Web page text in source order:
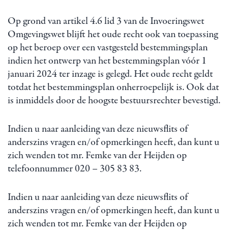
Op grond van artikel 4.6 lid 3 van de Invoeringswet
Omgevingswet blijft het oude recht ook van toepassing
op het beroep over een vastgesteld bestemmingsplan
indien het ontwerp van het bestemmingsplan vóór 1
januari 2024 ter inzage is gelegd. Het oude recht geldt
totdat het bestemmingsplan onherroepelijk is. Ook dat
is inmiddels door de hoogste bestuursrechter bevestigd.
Indien u naar aanleiding van deze nieuwsflits of
anderszins vragen en/of opmerkingen heeft, dan kunt u
zich wenden tot mr. Femke van der Heijden op
telefoonnummer 020 – 305 83 83.
Indien u naar aanleiding van deze nieuwsflits of
anderszins vragen en/of opmerkingen heeft, dan kunt u
zich wenden tot mr. Femke van der Heijden op